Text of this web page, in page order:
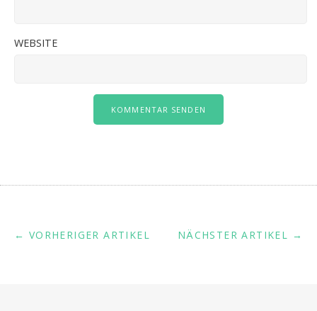
WEBSITE
NÄCHSTER ARTIKEL →
← VORHERIGER ARTIKEL